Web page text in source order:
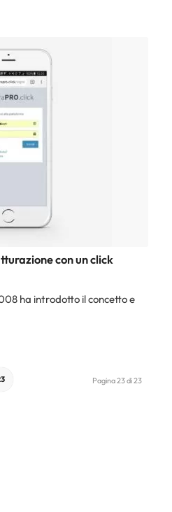
con un click
ha introdotto il concetto e
Pagina 23 di 23